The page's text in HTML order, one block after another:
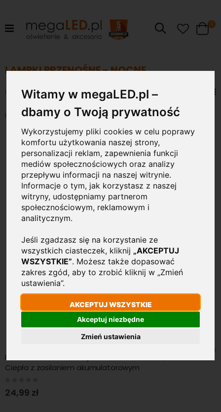
Witamy w megaLED.pl –
dbamy o Twoją prywatność
Wykorzystujemy pliki cookies w celu poprawy
komfortu użytkowania naszej strony,
personalizacji reklam, zapewnienia funkcji
mediów społecznościowych oraz analizy
przepływu informacji na naszej witrynie.
Informacje o tym, jak korzystasz z naszej
witryny, udostępniamy partnerom
społecznościowym, reklamowym i
analitycznym.
Jeśli zgadzasz się na korzystanie ze
wszystkich ciasteczek, kliknij „AKCEPTUJ
WSZYSTKIE”. Możesz także dopasować
zakres zgód, aby to zrobić kliknij w „Zmień
ustawienia”.
AKCEPTUJ WSZYSTKIE
Akceptuj niezbędne
Zmień ustawienia
Szukaj Cart
0
LAMPKI PRZENOŚNE - NOCNE
Sortuj wg
Ustaw
kierunek
malejący
Pokaż
Pasek taśma LED z Czujnikiem ruchu PIR 2.0W/m 3000K
Ciepła z zasilaniem akumulatorowym
24,99 zł